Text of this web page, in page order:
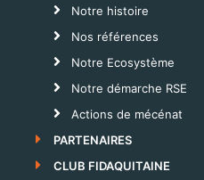
Notre histoire
Nos références
Notre Ecosystème
Notre démarche RSE
Actions de mécénat
PARTENAIRES
CLUB FIDAQUITAINE